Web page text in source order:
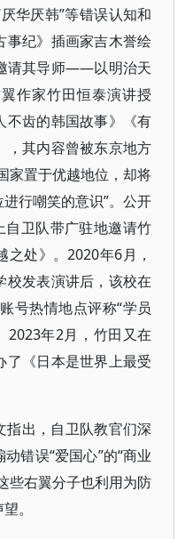
华厌韩”等错误认知和
事纪》插画家吉木誉绘
请其导师——以明治天
作家竹田恒泰演讲授
不齿的韩国故事》《有
，其内容曾被东京地方
家置于优越地位，却将
行嘲笑的意识”。公开
卫队带广驻地邀请竹
处》。2020年6月，
校发表演讲后，该校在
号热情地点评称“学员
2023年2月，竹田又在
了《日本是世界上最受
指出，自卫队教官们深
错误“爱国心”的“商业
些右翼分子也利用为防
。